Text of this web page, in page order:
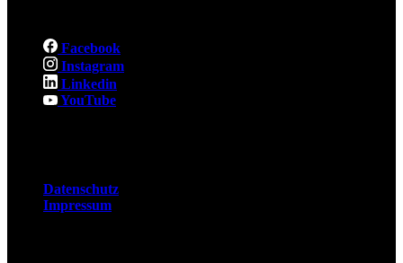
Facebook
Instagram
Linkedin
YouTube
Datenschutz
Impressum